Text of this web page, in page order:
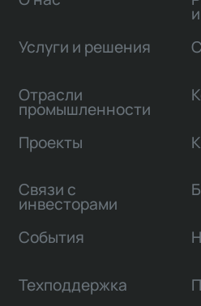
Услуги и решения
Отрасли
промышленности
Проекты
Связи с
инвесторами
События
Техподдержка